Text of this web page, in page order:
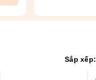
Sắp xếp: